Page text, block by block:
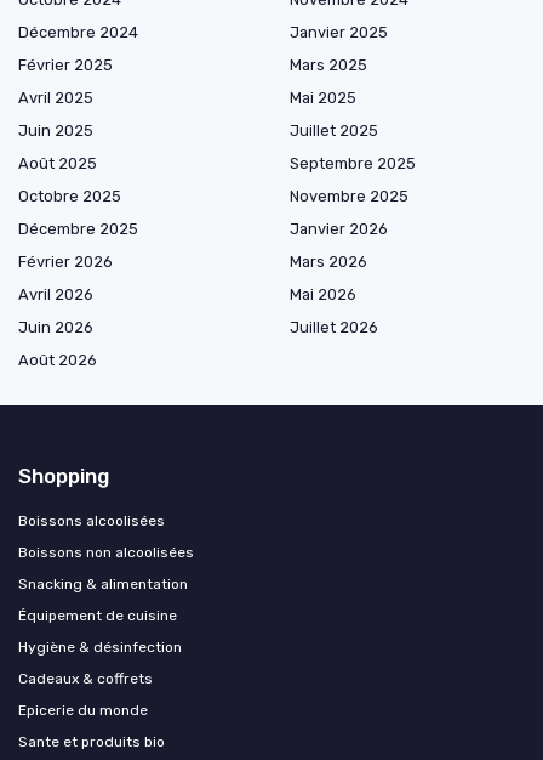
Décembre 2024
Janvier 2025
Février 2025
Mars 2025
Avril 2025
Mai 2025
Juin 2025
Juillet 2025
Août 2025
Septembre 2025
Octobre 2025
Novembre 2025
Décembre 2025
Janvier 2026
Février 2026
Mars 2026
Avril 2026
Mai 2026
Juin 2026
Juillet 2026
Août 2026
Shopping
Boissons alcoolisées
Boissons non alcoolisées
Snacking & alimentation
Équipement de cuisine
Hygiène & désinfection
Cadeaux & coffrets
Epicerie du monde
Sante et produits bio